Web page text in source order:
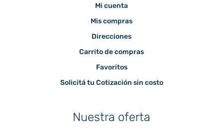
Mi cuenta
Mis compras
Direcciones
Carrito de compras
Favoritos
Solicitá tu Cotización sin costo
Nuestra oferta